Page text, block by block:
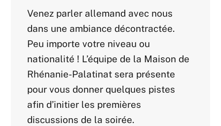
Venez parler allemand avec nous
dans une ambiance décontractée.
Peu importe votre niveau ou
nationalité ! L’équipe de la Maison de
Rhénanie-Palatinat sera présente
pour vous donner quelques pistes
afin d’initier les premières
discussions de la soirée.